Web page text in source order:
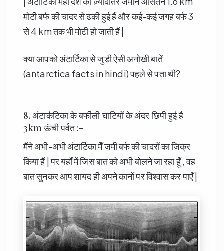
मोटी बर्फ की चादर से ढकी हुई हैं और कई-कई जगह बर्फ 3
से 4 km तक भी मोटी हो जाती हैं |
क्या आपको अंटार्टिका से जुड़ी ऐसी अनोखी बातें
(antarctica facts in hindi) पहले से पता थी?
8. अंटार्कटिका के बर्फीली घाटियों के अंदर छिपी हुई है
3km ऊंची पर्वत :-
मैंने अभी-अभी अंटार्टिका मेँ जमी बर्फ की चादरों का जिक्र
किया हैं | पर यहाँ में जिस बात को अभी बोलने जा रहा हूँ , वह
बात सुनकर आप शायद ही अपने कानों पर विश्वास कर पाएँ |